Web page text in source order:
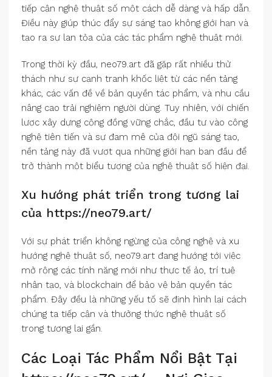
tiếp cận nghệ thuật số một cách dễ dàng và hấp dẫn.
Điều này giúp thúc đẩy sự sáng tạo không giới hạn và
tạo ra sự lan tỏa của các tác phẩm nghệ thuật mới.
Trong thời kỳ đầu, neo79.art đã gặp rất nhiều thử
thách như sự cạnh tranh khốc liệt từ các nền tảng
khác, các vấn đề về bản quyền tác phẩm, và nhu cầu
nâng cao trải nghiệm người dùng. Tuy nhiên, với chiến
lược xây dựng cộng đồng vững chắc, đầu tư vào công
nghệ tiên tiến và sự đam mê của đội ngũ sáng tạo,
nền tảng này đã vượt qua những giới hạn ban đầu để
trở thành một biểu tượng của nghệ thuật số hiện đại.
Xu hướng phát triển trong tương lai
của https://neo79.art/
Với sự phát triển không ngừng của công nghệ và xu
hướng nghệ thuật số, neo79.art đang hướng tới việc
mở rộng các tính năng mới như thực tế ảo, trí tuệ
nhân tạo, và blockchain để bảo vệ bản quyền tác
phẩm. Đây đều là những yếu tố sẽ định hình lại cách
chúng ta tiếp cận và thưởng thức nghệ thuật số
trong tương lai gần.
Các Loại Tác Phẩm Nổi Bật Tại